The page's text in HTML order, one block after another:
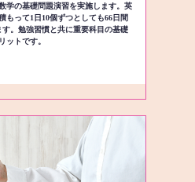
学の基礎問題演習を実施します。英
もって1日10個ずつとしても66日間
。勉強習慣と共に重要科目の基礎
ットです。